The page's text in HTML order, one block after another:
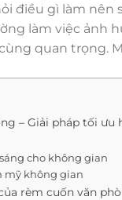
điều gì làm
làm việc ảnh
quan trọng.
– Giải pháp tối ưu
cho không gian
mỹ không gian
rèm cuốn văn